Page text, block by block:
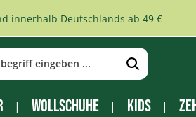
innerhalb Deutschlands ab 49 €
Wollschuhe Kids